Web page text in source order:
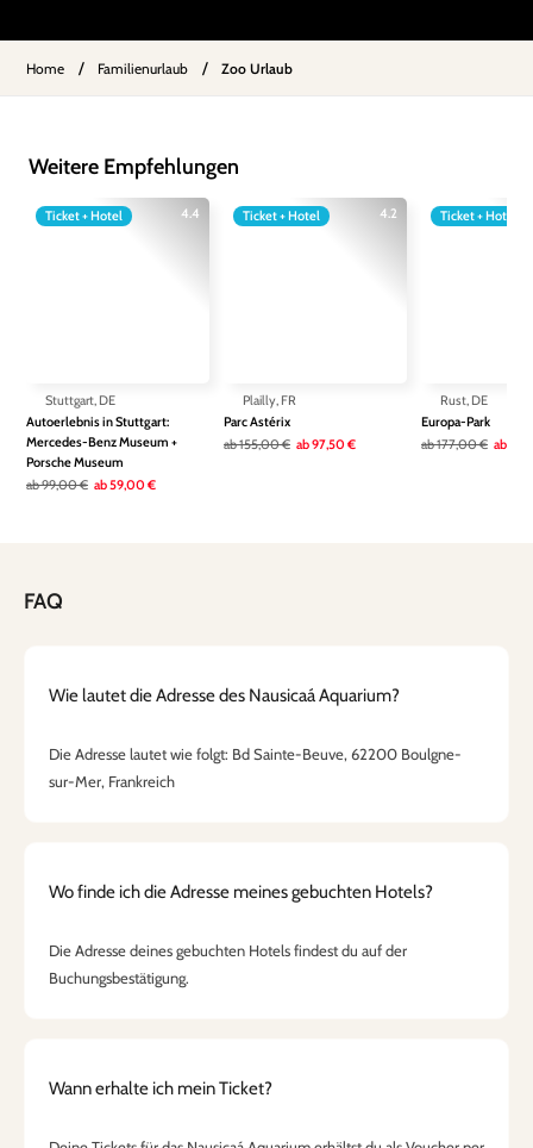
Home / Familienurlaub / Zoo Urlaub
Weitere Empfehlungen
4.4
Ticket + Hotel
Stuttgart, DE
Autoerlebnis in Stuttgart:
Mercedes-Benz Museum +
Porsche Museum
ab99,00 € ab59,00 €
4.2
Ticket + Hotel
Plailly, FR
Parc Astérix
ab155,00 € ab97,50 €
Ticket + Hotel
Rust, DE
Europa-Park
ab177,00 € ab
FAQ
Wie lautet die Adresse des Nausicaá Aquarium?
Die Adresse lautet wie folgt: Bd Sainte-Beuve, 62200 Boulgne-
sur-Mer, Frankreich
Wo finde ich die Adresse meines gebuchten Hotels?
Die Adresse deines gebuchten Hotels findest du auf der
Buchungsbestätigung.
Wann erhalte ich mein Ticket?